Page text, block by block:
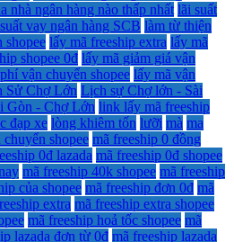
nhà ngân hàng nào thấp nhất lãi suất
vay ngân hàng SCB làm từ thiện
shopee lấy mã freeship extra lấy mã
shopee 0đ lấy mã giảm giá vận
vận chuyển shopee lấy mã vận
Sử Chợ Lớn Lịch sự Chợ lớn - Sài
Gòn - Chợ Lớn link lấy mã freeship
đạp xe lòng khiêm tốn lưỡi mà ma
chuyển shopee mã freeship 0 đồng
0đ lazada mã freeship 0đ shopee
mã freeship 40k shopee mã freeship
của shopee mã freeship đơn 0đ mã
extra mã freeship extra shopee
mã freeship hoả tốc shopee mã
lazada đơn từ 0đ mã freeship lazada